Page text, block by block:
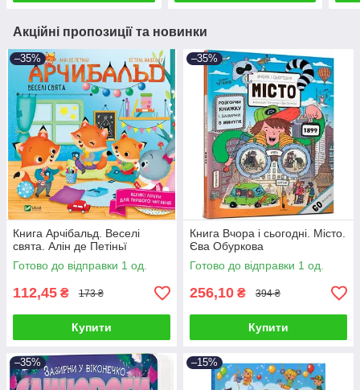
Акційні пропозиції та новинки
–35%
Книга Арчібальд. Веселі
свята. Алін де Петіньї
Готово до відправки 1 од.
112,45 ₴ 173 ₴
Купити
–35%
Книга Вчора і сьогодні. Місто.
Єва Обуркова
Готово до відправки 1 од.
256,10 ₴ 394 ₴
Купити
–35% –15%